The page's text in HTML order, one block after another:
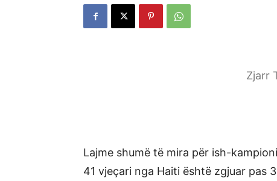
Zjarr
Lajme shumë të mira për ish-
41 vjeçari nga Haiti është zgjuar pas